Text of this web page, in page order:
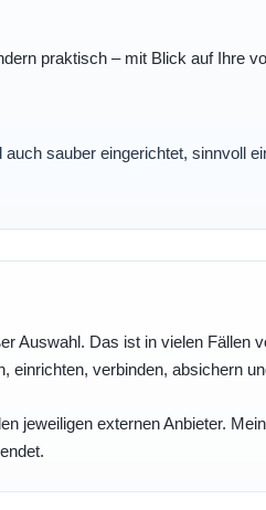
praktisch – mit Blick auf Ihre
sauber eingerichtet, sinnvoll
Auswahl. Das ist in vielen Fällen
einrichten, verbinden, absichern
jeweiligen externen Anbieter.